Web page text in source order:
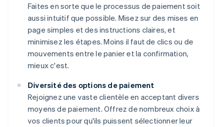
Faites en sorte que le processus de paiement soit
aussi intuitif que possible. Misez sur des mises en
page simples et des instructions claires, et
minimisez les étapes. Moins il faut de clics ou de
mouvements entre le panier et la confirmation,
mieux c'est.
Diversité des options de paiement
Rejoignez une vaste clientèle en acceptant divers
moyens de paiement. Offrez de nombreux choix à
vos clients pour qu'ils puissent sélectionner leur